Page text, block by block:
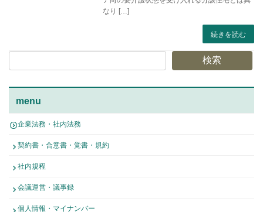
なり […]
続きを読む
検索
menu
企業法務・社内法務
契約書・合意書・覚書・規約
社内規程
会議運営・議事録
個人情報・マイナンバー